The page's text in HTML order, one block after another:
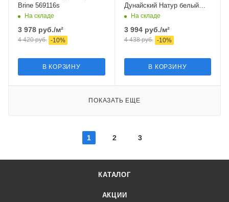
Brine 569116s
На складе
3 978 руб./м²
4 420руб. -10%
В КОРЗИНУ
Дунайский Натур белый
505107
На складе
3 994руб./м²
4 438руб. -10%
В КОРЗИНУ
ПОКАЗАТЬ ЕЩЕ
1 2 3
КАТАЛОГ
АКЦИИ